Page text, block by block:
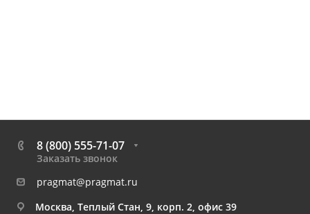
8 (800) 555-71-07
Заказать звонок
pragmat@pragmat.ru
Москва, Теплый Стан, 9, корп. 2, офис 39